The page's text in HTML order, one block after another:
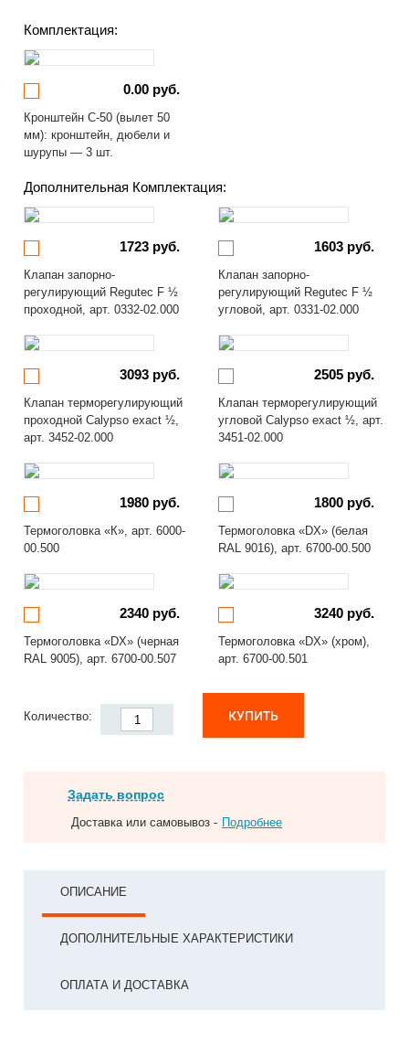
Комплектация:
0.00 руб.
Кронштейн С-50 (вылет 50
мм): кронштейн, дюбели и
шурупы — 3 шт.
Дополнительная Комплектация:
1723 руб.
Клапан запорно-
регулирующий Regutec F ½
проходной, арт. 0332-02.000
1603 руб.
Клапан запорно-
регулирующий Regutec F ½
угловой, арт. 0331-02.000
3093 руб.
Клапан терморегулирующий
проходной Calypso exact ½,
арт. 3452-02.000
2505 руб.
Клапан терморегулирующий
угловой Calypso exact ½, арт.
3451-02.000
1980 руб.
Термоголовка «К», арт. 6000-
00.500
1800 руб.
Термоголовка «DX» (белая
RAL 9016), арт. 6700-00.500
2340 руб.
Термоголовка «DX» (черная
RAL 9005), арт. 6700-00.507
3240 руб.
Термоголовка «DX» (хром),
арт. 6700-00.501
Количество: КУПИТЬ
Задать вопрос
Доставка или самовывоз - Подробнее
ОПИСАНИЕ
ДОПОЛНИТЕЛЬНЫЕ ХАРАКТЕРИСТИКИ
ОПЛАТА И ДОСТАВКА